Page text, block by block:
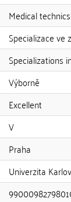
Medical technics
Specializace ve
Specializations
Výborně
Excellent
V
Praha
Univerzita